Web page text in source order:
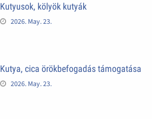
Kutyusok, kölyök kutyák
2026. May. 23.
Kutya, cica örökbefogadás támogatása
2026. May. 23.